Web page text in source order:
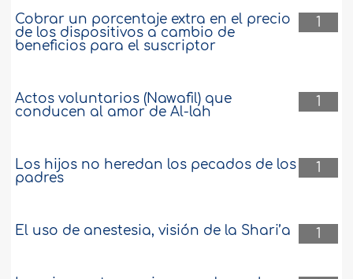
1
Cobrar un porcentaje extra en el precio
de los dispositivos a cambio de
beneficios para el suscriptor
1
Actos voluntarios (Nawafil) que
conducen al amor de Al-lah
1
Los hijos no heredan los pecados de los
padres
1
El uso de anestesia, visión de la Shari’a